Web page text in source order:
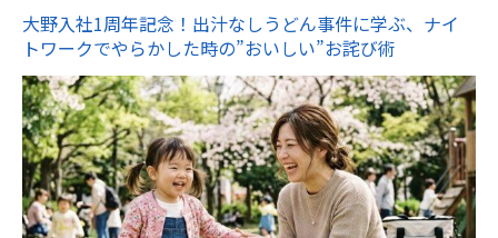
大野入社1周年記念！出汁なしうどん事件に学ぶ、ナイ
トワークでやらかした時の”おいしい”お詫び術